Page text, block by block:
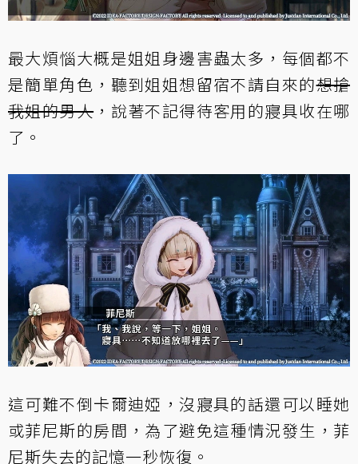
最大煩惱大概是姐姐身邊害蟲太多，每個都不
是簡單角色，聽到姐姐想留宿不請自來的想搶
我姐的男人，說著不記得待客用的寢具收在哪
了。
這可難不倒卡爾迪婭，沒寢具的話還可以睡她
或菲尼斯的房間，為了避免這種情況發生，菲
尼斯失去的記憶一秒恢復。